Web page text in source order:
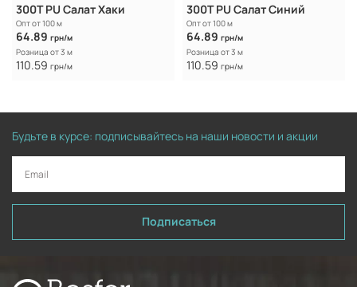
300Т PU Салат Хаки
Опт от 100 м
64.89 грн/м
Розница от 3 м
110.59 грн/м
300Т PU Салат Синий
Опт от 100 м
64.89 грн/м
Розница от 3 м
110.59 грн/м
Будьте в курсе: подписывайтесь на наши новости и акции
Подписаться